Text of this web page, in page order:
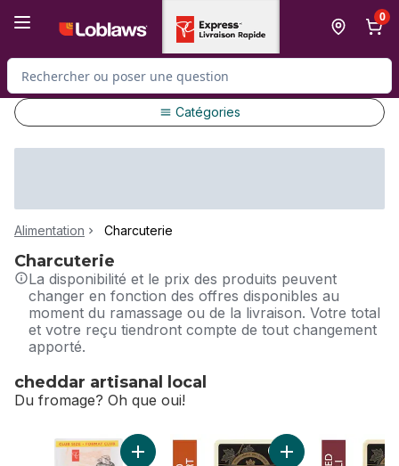
0
Rechercher des produits
Catégories
Alimentation Charcuterie
Charcuterie
La disponibilité et le prix des produits peuvent
changer en fonction des offres disponibles au
moment du ramassage ou de la livraison. Votre total
et votre reçu tiendront compte de tout changement
apporté.
cheddar artisanal local
Du fromage? Oh que oui!
sauter cheddar artisanal local
Ajouter Fromage cheddar mi-fort en
Ajouter Fromage